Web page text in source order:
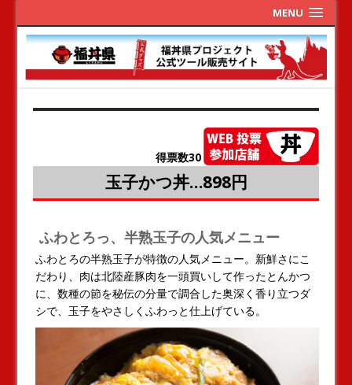
MENU
得票数30
玉子かつ丼…898円
ふわとろっ、半熟玉子の人気メニュー
ふわとろの半熟玉子が特徴の人気メニュー。新鮮さにこ
だわり、肉は北陸産豚肉を一頭買いして作ったとんかつ
に、数種の節を秘伝の分量で調合した奥深く香り立つダ
シで、玉子をやさしくふわっと仕上げている。